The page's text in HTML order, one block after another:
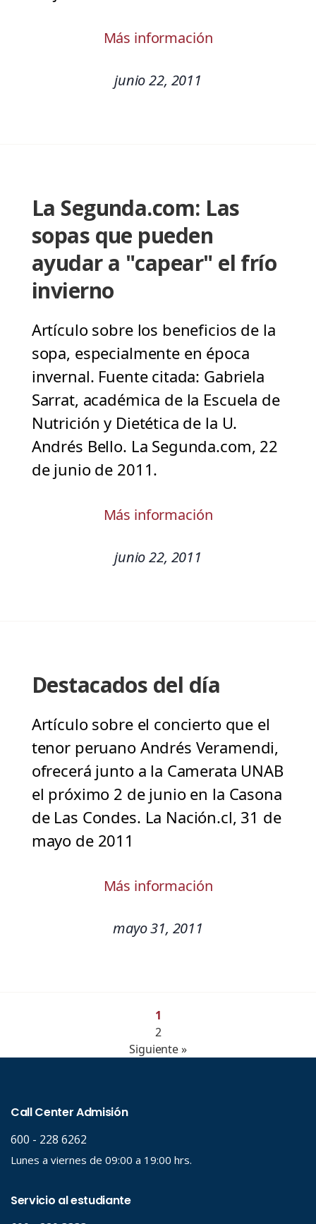
Más información
junio 22, 2011
La Segunda.com: Las
sopas que pueden
ayudar a "capear" el frío
invierno
Artículo sobre los beneficios de la
sopa, especialmente en época
invernal. Fuente citada: Gabriela
Sarrat, académica de la Escuela de
Nutrición y Dietética de la U.
Andrés Bello. La Segunda.com, 22
de junio de 2011.
Más información
junio 22, 2011
Destacados del día
Artículo sobre el concierto que el
tenor peruano Andrés Veramendi,
ofrecerá junto a la Camerata UNAB
el próximo 2 de junio en la Casona
de Las Condes. La Nación.cl, 31 de
mayo de 2011
Más información
mayo 31, 2011
1
2
Siguiente »